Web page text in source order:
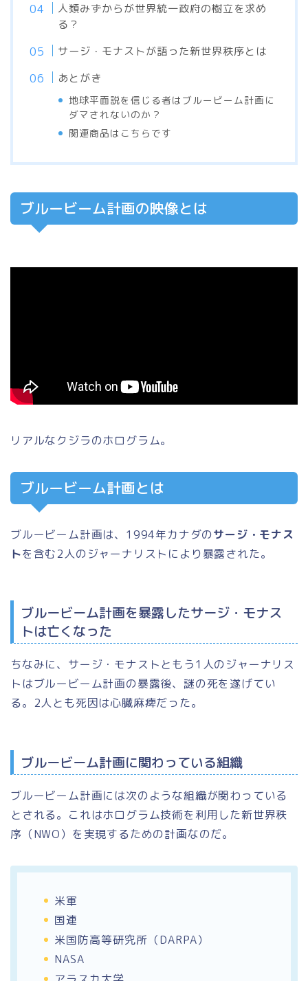
人類みずからが世界統一政府の樹立を求め
る？
サージ・モナストが語った新世界秩序とは
あとがき
地球平面説を信じる者はブルービーム計画に
ダマされないのか？
関連商品はこちらです
ブルービーム計画の映像とは
リアルなクジラのホログラム。
ブルービーム計画とは
ブルービーム計画は、1994年カナダのサージ・モナス
トを含む2人のジャーナリストにより暴露された。
ブルービーム計画を暴露したサージ・モナス
トは亡くなった
ちなみに、サージ・モナストともう1人のジャーナリス
トはブルービーム計画の暴露後、謎の死を遂げてい
る。2人とも死因は心臓麻痺だった。
ブルービーム計画に関わっている組織
ブルービーム計画には次のような組織が関わっている
とされる。これはホログラム技術を利用した新世界秩
序（NWO）を実現するための計画なのだ。
米軍
国連
米国防高等研究所（DARPA）
NASA